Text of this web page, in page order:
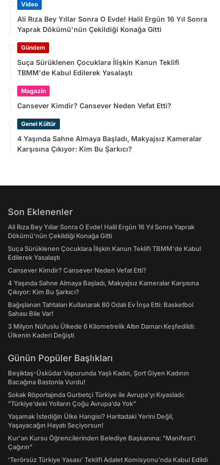
Video
Ali Rıza Bey Yıllar Sonra O Evde! Halil Ergün 16 Yıl Sonra
Yaprak Dökümü'nün Çekildiği Konağa Gitti
Gündem
Suça Sürüklenen Çocuklara İlişkin Kanun Teklifi
TBMM'de Kabul Edilerek Yasalaştı
Magazin
Cansever Kimdir? Cansever Neden Vefat Etti?
Genel Kültür
4 Yaşında Sahne Almaya Başladı, Makyajsız Kameralar
Karşısına Çıkıyor: Kim Bu Şarkıcı?
Son Eklenenler
Ali Rıza Bey Yıllar Sonra O Evde! Halil Ergün 16 Yıl Sonra Yaprak
Dökümü'nün Çekildiği Konağa Gitti
Suça Sürüklenen Çocuklara İlişkin Kanun Teklifi TBMM'de Kabul
Edilerek Yasalaştı
Cansever Kimdir? Cansever Neden Vefat Etti?
4 Yaşında Sahne Almaya Başladı, Makyajsız Kameralar Karşısına
Çıkıyor: Kim Bu Şarkıcı?
Bağışlanan Tahtaları Kullanarak 80 Odalı Ev İnşa Etti: Basketbol
Sahası Bile Var!
3 Milyon Nüfuslu Ülkede 6 Kilometrelik Altın Damarı Keşfedildi:
Ülkenin Kaderi Değişti
Günün Popüler Başlıkları
Beşiktaş-Üsküdar Vapurunda Yaşlı Kadın, Şort Giyen Kadının
Bacağına Bastonla Vurdu!
Sokak Röportajında Gurbetçi Türkiye ile Avrupa'yı Kıyasladı:
"Türkiye’deki Yolların Çoğu Avrupa’da Yok"
Yaşamak İstediğin Ülke Hangisi? Haritadaki Yerini Değil,
Yaşayacağın Hayatı Seçiyorsun!
Kur'an Kursu Öğrencilerinden Belediye Başkanına: "Manifest’i
Çağırın"
‘Terörsüz Türkiye Yasası’ Teklifi Adalet Komisyonu'nda Kabul Edildi